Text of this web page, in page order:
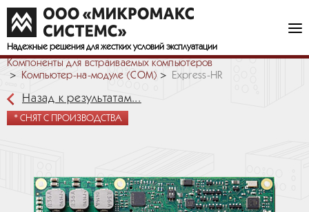
Надежные решения для жестких условий эксплуатации
Компоненты для встраиваемых компьютеров
Компьютер-на-модуле (COM)
Express-HR
Назад к результатам...
* СНЯТ С ПРОИЗВОДСТВА